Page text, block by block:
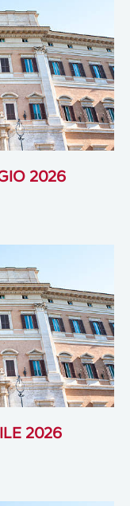
2026
2026